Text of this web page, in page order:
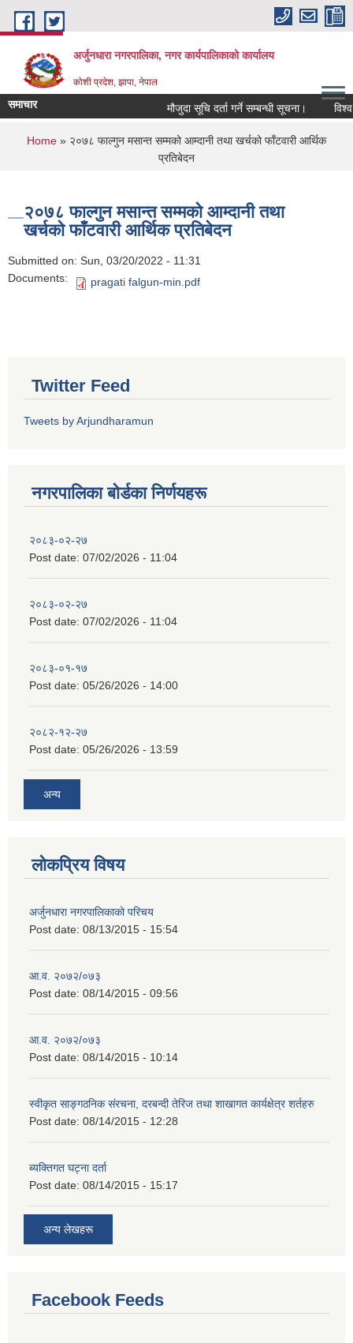
Skip to main content
अर्जुनधारा नगरपालिका, नगर कार्यपालिकाको कार्यालय
कोशी प्रदेश, झापा, नेपाल
समाचार मौजुदा सूचि दर्ता गर्ने सम्बन्धी सूचना। विश्व
You are here
Home » २०७८ फाल्गुन मसान्त सम्मको आम्दानी तथा खर्चको फाँटवारी आर्थिक
प्रतिबेदन
२०७८ फाल्गुन मसान्त सम्मको आम्दानी तथा
खर्चको फाँटवारी आर्थिक प्रतिबेदन
Submitted on: Sun, 03/20/2022 - 11:31
Documents:
pragati falgun-min.pdf
Twitter Feed
Tweets by Arjundharamun
नगरपालिका बाेर्डका निर्णयहरू
२०८३-०२-२७
Post date: 07/02/2026 - 11:04
२०८३-०२-२७
Post date: 07/02/2026 - 11:04
२०८३-०१-१७
Post date: 05/26/2026 - 14:00
२०८२-१२-२७
Post date: 05/26/2026 - 13:59
अन्य
लोकप्रिय विषय
अर्जुनधारा नगरपालिकाको परिचय
Post date: 08/13/2015 - 15:54
आ.व. २०७२/०७३
Post date: 08/14/2015 - 09:56
आ.व. २०७२/०७३
Post date: 08/14/2015 - 10:14
स्वीकृत साङ्गठनिक संरचना, दरबन्दी तेरिज तथा शाखागत कार्यक्षेत्र शर्तहरु
Post date: 08/14/2015 - 12:28
ब्यक्तिगत घट्ना दर्ता
Post date: 08/14/2015 - 15:17
अन्य लेखहरू
Facebook Feeds